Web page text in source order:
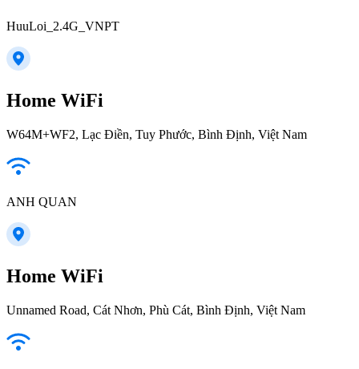
HuuLoi_2.4G_VNPT
Home WiFi
W64M+WF2, Lạc Điền, Tuy Phước, Bình Định, Việt Nam
ANH QUAN
Home WiFi
Unnamed Road, Cát Nhơn, Phù Cát, Bình Định, Việt Nam